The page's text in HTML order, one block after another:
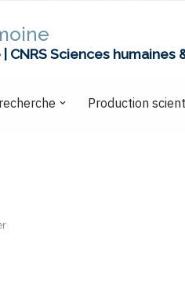
CNRS Sciences humaines
Production